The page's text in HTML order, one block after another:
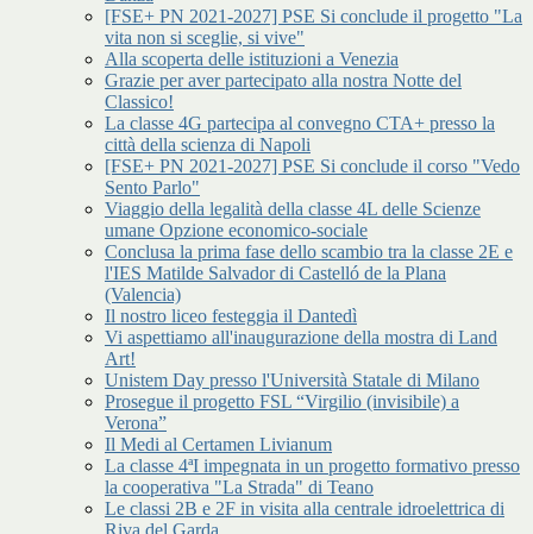
[FSE+ PN 2021-2027] PSE Si conclude il progetto "La
vita non si sceglie, si vive"
Alla scoperta delle istituzioni a Venezia
Grazie per aver partecipato alla nostra Notte del
Classico!
La classe 4G partecipa al convegno CTA+ presso la
città della scienza di Napoli
[FSE+ PN 2021-2027] PSE Si conclude il corso "Vedo
Sento Parlo"
Viaggio della legalità della classe 4L delle Scienze
umane Opzione economico-sociale
Conclusa la prima fase dello scambio tra la classe 2E e
l'IES Matilde Salvador di Castelló de la Plana
(Valencia)
Il nostro liceo festeggia il Dantedì
Vi aspettiamo all'inaugurazione della mostra di Land
Art!
Unistem Day presso l'Università Statale di Milano
Prosegue il progetto FSL “Virgilio (invisibile) a
Verona”
Il Medi al Certamen Livianum
La classe 4ªI impegnata in un progetto formativo presso
la cooperativa "La Strada" di Teano
Le classi 2B e 2F in visita alla centrale idroelettrica di